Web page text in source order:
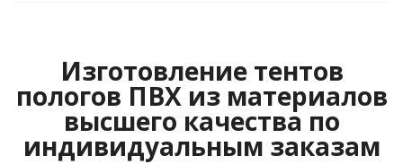
Изготовление тентов
пологов ПВХ из материалов
высшего качества по
индивидуальным заказам